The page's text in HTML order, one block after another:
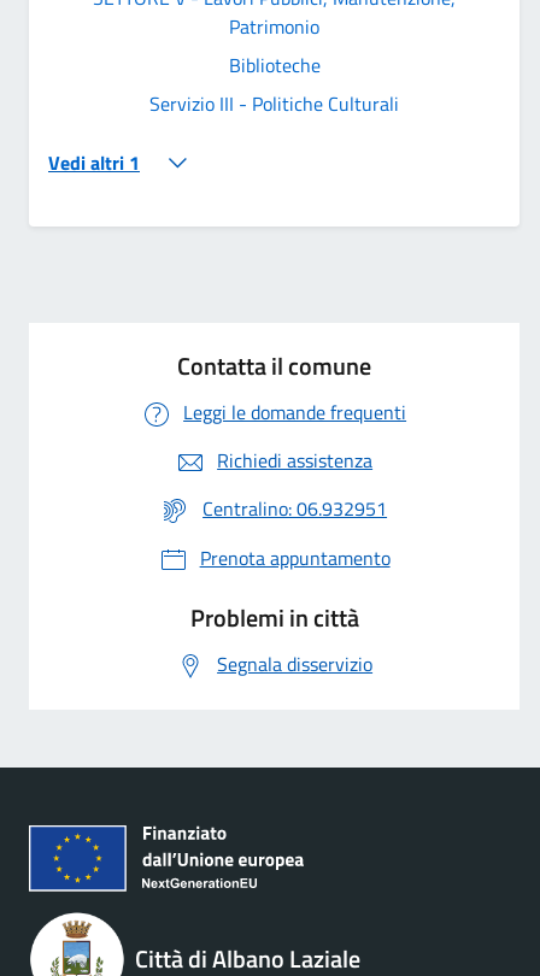
Patrimonio
Biblioteche
Servizio III - Politiche Culturali
Vedi altri 1
Contatta il comune
Leggi le domande frequenti
Richiedi assistenza
Centralino: 06.932951
Prenota appuntamento
Problemi in città
Segnala disservizio
Città di Albano Laziale